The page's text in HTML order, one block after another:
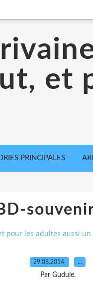
et
PRINCIPALES
pour les adultes aussi un
29.08.2014 …
Par Gudule.